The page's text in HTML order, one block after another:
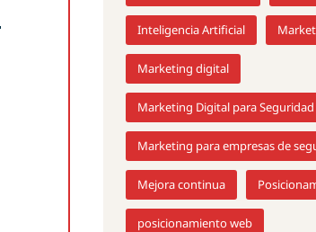
Inteligencia Artificial
Marketing digital
Marketing Digital para
Marketing para empresas de
Mejora continua
posicionamiento web